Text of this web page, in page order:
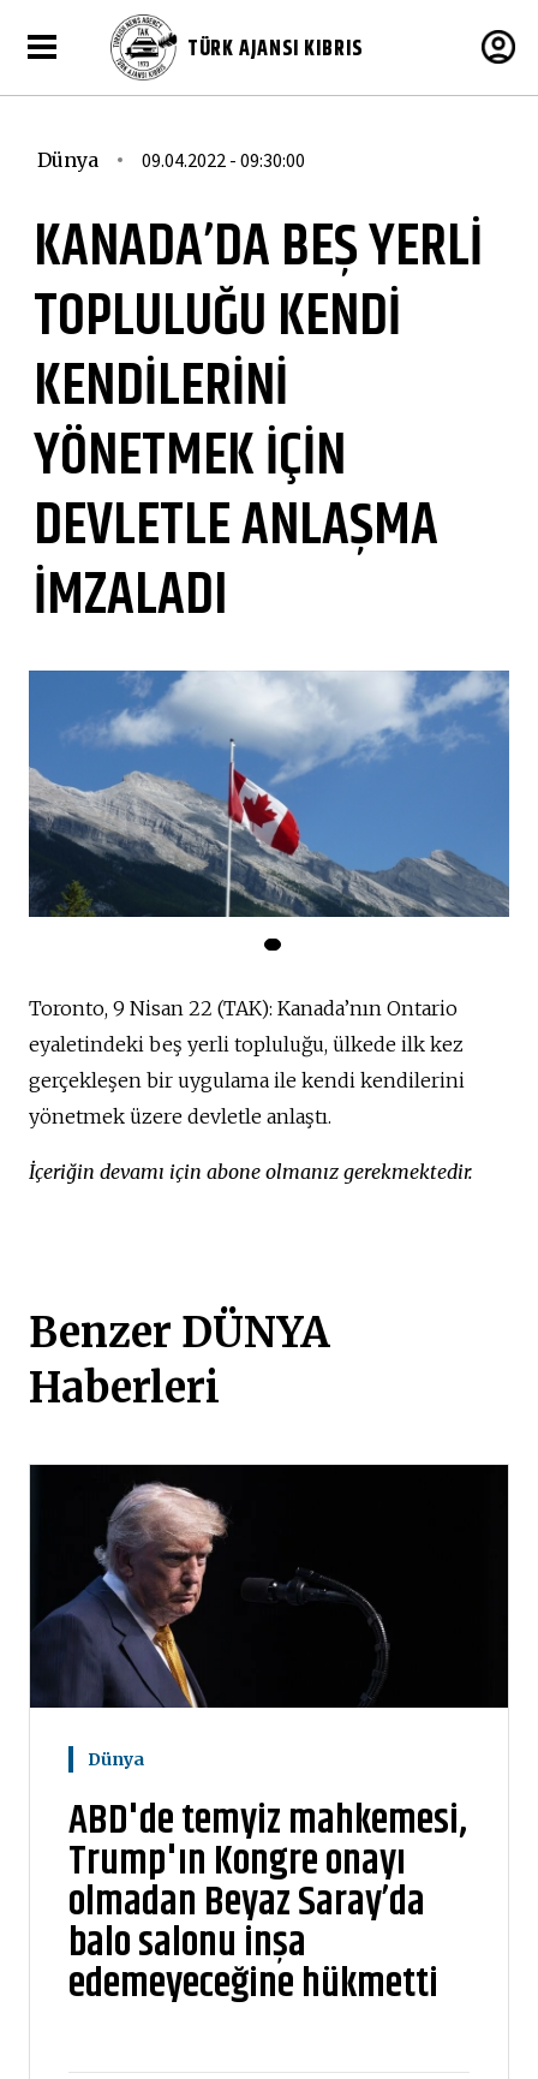
TÜRK AJANSI KIBRIS
Dünya 09.04.2022 - 09:30:00
KANADA’DA BEŞ YERLİ
TOPLULUĞU KENDİ
KENDİLERİNİ
YÖNETMEK İÇİN
DEVLETLE ANLAŞMA
İMZALADI
Toronto, 9 Nisan 22 (TAK): Kanada’nın Ontario
eyaletindeki beş yerli topluluğu, ülkede ilk kez
gerçekleşen bir uygulama ile kendi kendilerini
yönetmek üzere devletle anlaştı.
İçeriğin devamı için abone olmanız gerekmektedir.
Benzer DÜNYA
Haberleri
Dünya
ABD'de temyiz mahkemesi,
Trump'ın Kongre onayı
olmadan Beyaz Saray’da
balo salonu inşa
edemeyeceğine hükmetti